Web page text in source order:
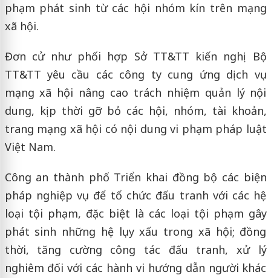
phạm phát sinh từ các hội nhóm kín trên mạng
xã hội.
Đơn cử như phối hợp Sở TT&TT kiến nghị Bộ
TT&TT yêu cầu các công ty cung ứng dịch vụ
mạng xã hội nâng cao trách nhiệm quản lý nội
dung, kịp thời gỡ bỏ các hội, nhóm, tài khoản,
trang mạng xã hội có nội dung vi phạm pháp luật
Việt Nam.
Công an thành phố Triển khai đồng bộ các biện
pháp nghiệp vụ để tổ chức đấu tranh với các hệ
loại tội phạm, đặc biệt là các loại tội phạm gây
phát sinh những hệ lụy xấu trong xã hội; đồng
thời, tăng cường công tác đấu tranh, xử lý
nghiêm đối với các hành vi hướng dẫn người khác